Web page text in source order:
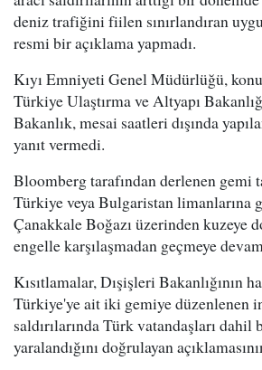
deniz trafiğini fiilen sınırlandıran
resmi bir açıklama yapmadı.
Kıyı Emniyeti Genel Müdürlüğü,
Türkiye Ulaştırma ve Altyapı
Bakanlık, mesai saatleri dışında
yanıt vermedi.
Bloomberg tarafından derlenen gemi
Türkiye veya Bulgaristan limanlarına
Çanakkale Boğazı üzerinden kuzeye
engelle karşılaşmadan geçmeye
Kısıtlamalar, Dışişleri Bakanlığının
Türkiye'ye ait iki gemiye düzenlenen
saldırılarında Türk vatandaşları dahil
yaralandığını doğrulayan